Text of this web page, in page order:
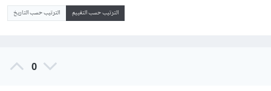
الترتيب حسب التقييم الترتيب حسب التاريخ
0